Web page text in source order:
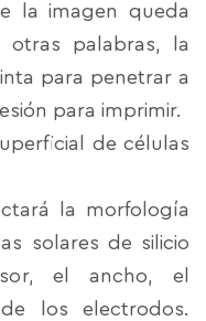
la imagen queda
otras palabras, la
para penetrar a
para imprimir.
de células
la morfología
solares de silicio
el ancho, el
los electrodos.